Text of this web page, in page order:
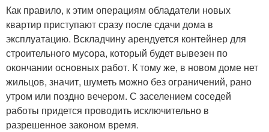
Как правило, к этим операциям обладатели новых
квартир приступают сразу после сдачи дома в
эксплуатацию. Вскладчину арендуется контейнер для
строительного мусора, который будет вывезен по
окончании основных работ. К тому же, в новом доме нет
жильцов, значит, шуметь можно без ограничений, рано
утром или поздно вечером. С заселением соседей
работы придется проводить исключительно в
разрешенное законом время.